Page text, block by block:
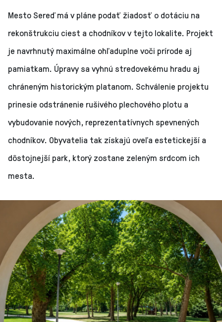
Mesto Sereď má v pláne podať žiadosť o dotáciu na
rekonštrukciu ciest a chodníkov v tejto lokalite. Projekt
je navrhnutý maximálne ohľaduplne voči prírode aj
pamiatkam. Úpravy sa vyhnú stredovekému hradu aj
chráneným historickým platanom. Schválenie projektu
prinesie odstránenie rušivého plechového plotu a
vybudovanie nových, reprezentatívnych spevnených
chodníkov. Obyvatelia tak získajú oveľa estetickejší a
dôstojnejší park, ktorý zostane zeleným srdcom ich
mesta.